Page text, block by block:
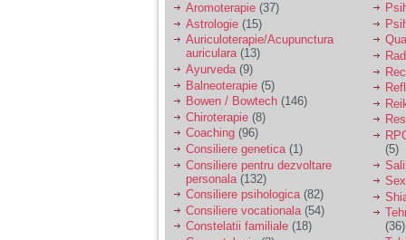
Sunt casatorita, am
31 de ani si un copil in
varsta de 2 ani care
mi-e lumina ochilor.
De ceva timp simt ca
mi s-a adunat
oboseala, o oboseala
cronica de care nu pot
scapa si simt ca din
cauza ei nu pot
controla nervii si
cateodata are copilul
de suferit.
Aromoterapie (37)
Astrologie (15)
Auriculoterapie/Acupunctura
auriculara(13)
Ayurveda(9)
Balneoterapie (5)
Bowen / Bowtech (146)
Chiroterapie (8)
Coaching (96)
Consiliere genetica(1)
Consiliere pentru dezvoltare
personala (132)
Consiliere psihologica(82)
Consiliere vocationala (54)
Constelatii familiale (18)
(5)
(36)